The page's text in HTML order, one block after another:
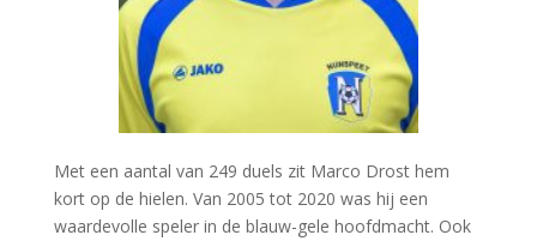
Met een aantal van 249 duels zit Marco Drost hem
kort op de hielen. Van 2005 tot 2020 was hij een
waardevolle speler in de blauw-gele hoofdmacht. Ook